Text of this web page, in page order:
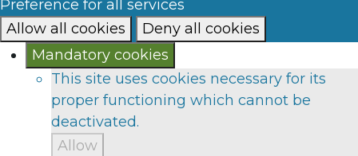
Preference for all services
Allow all cookies
Deny all cookies
Mandatory cookies
This site uses cookies necessary for its
proper functioning which cannot be
deactivated.
Allow